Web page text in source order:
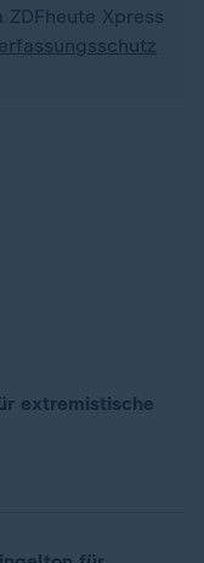
Xpress
extremistische